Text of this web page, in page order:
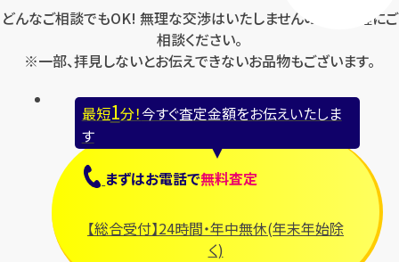
どんなご相談でもOK! 無理な交渉はいたしませんのでお気軽にご
相談ください。
※一部、拝見しないとお伝えできないお品物もございます。
最短1分！今すぐ査定金額をお伝えいたしま
す
まずはお電話で無料査定
【総合受付】24時間・年中無休(年末年始除
く)